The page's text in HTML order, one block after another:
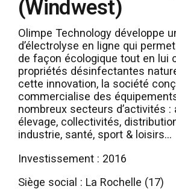
(Windwest)
Olimpe Technology développe
d’électrolyse en ligne qui
de façon écologique tout en lui
propriétés désinfectantes
cette innovation, la société
commercialise des
nombreux secteurs d’activités :
élevage, collectivités,
industrie, santé, sport & loisirs…
Investissement : 2016
Siège social : La Rochelle (17)